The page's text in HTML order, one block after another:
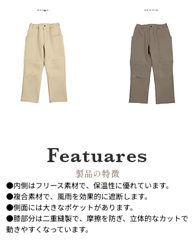
Featuares
​製品の特徴
●内側はフリース素材で、保温性に優れています。
●複合素材で、風雨を効果的に遮断します。
●側面には大きなポケットがあります。
●膝部分は二重縫製で、摩擦を防ぎ、立体的なカットで
動きやすくなっています。